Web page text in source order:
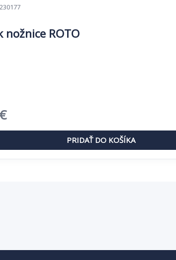
230177
nožnice ROTO
€Aktuálna
cena
je:
PRIDAŤ DO KOŠÍKA